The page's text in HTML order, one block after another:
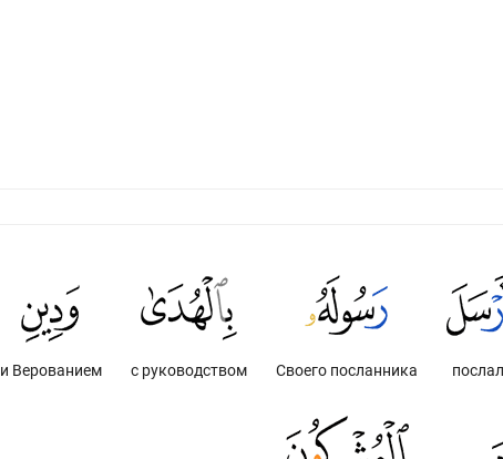
послал
Своего посланника
с руководством
и Верованием